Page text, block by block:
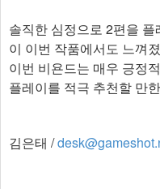
솔직한 심정으로 2편을
이 이번 작품에서도 느껴
이번 비욘드는 매우 긍정
플레이를 적극 추천할 만
김은태 /